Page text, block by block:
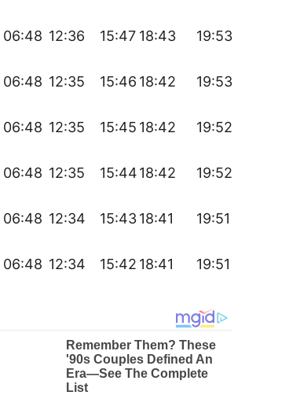
06:48 12:36 15:47 18:43 19:53
06:48 12:35 15:46 18:42 19:53
06:48 12:35 15:45 18:42 19:52
06:48 12:35 15:4418:42 19:52
06:48 12:34 15:4318:41 19:51
06:48 12:34 15:42 18:41 19:51